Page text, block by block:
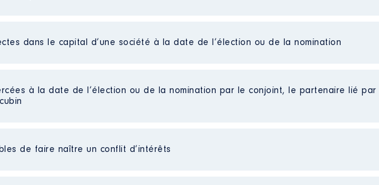
Net
:
Net
dans le capital d’une société à la date de l’élection ou de la nomination
à la date de l’élection ou de la nomination par le conjoint, le partenaire lié par
non publiées]
de faire naître un conflit d’intérêts